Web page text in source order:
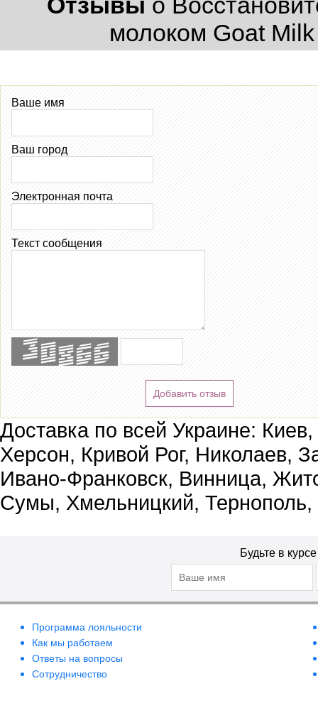
молоком Goat
Ваше имя
Ваш город
Электронная почта
Текст сообщения
Добавить отзыв
Доставка по всей Украине:
Херсон, Кривой Рог, Николаев,
Ивано-Франковск, Винница,
Сумы, Хмельницкий, Тернополь,
Будьте в
Программа лояльности
Как мы работаем
Ответы на вопросы
Сотрудничество